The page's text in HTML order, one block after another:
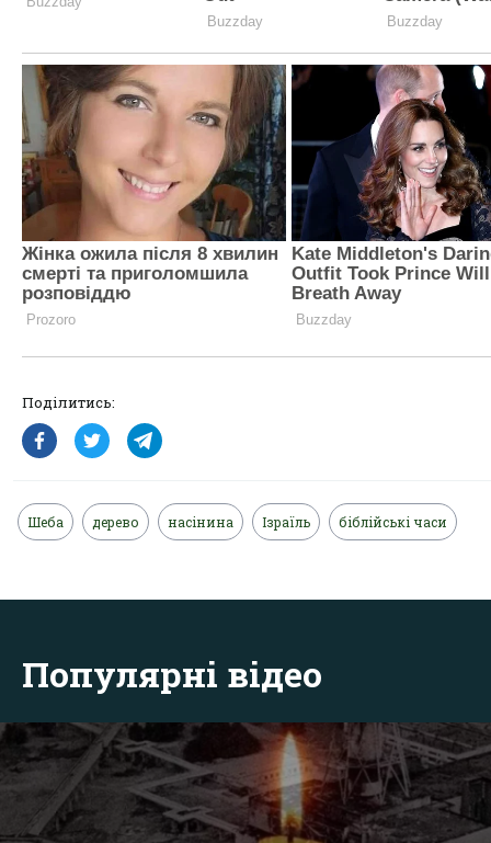
Поділитись:
Шеба дерево насінина Ізраїль біблійські часи
Популярні відео